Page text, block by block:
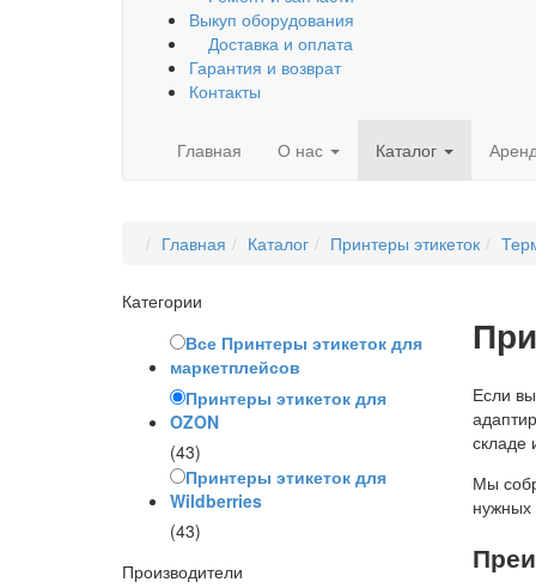
Выкуп оборудования
Доставка и оплата
Гарантия и возврат
Контакты
Главная О нас Каталог
Главная Каталог Принтеры этикеток
Если
складе
Мы
нужных
Категории
Все Принтеры этикеток для
маркетплейсов
Принтеры этикеток для
OZON
(43)
Принтеры этикеток для
Wildberries
(43)
Производители